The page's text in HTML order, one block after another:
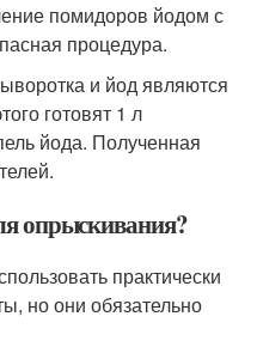
помидоров йодом с
процедура.
и йод являются
готовят 1 л
йода. Полученная
опрыскивания?
практически
но они обязательно